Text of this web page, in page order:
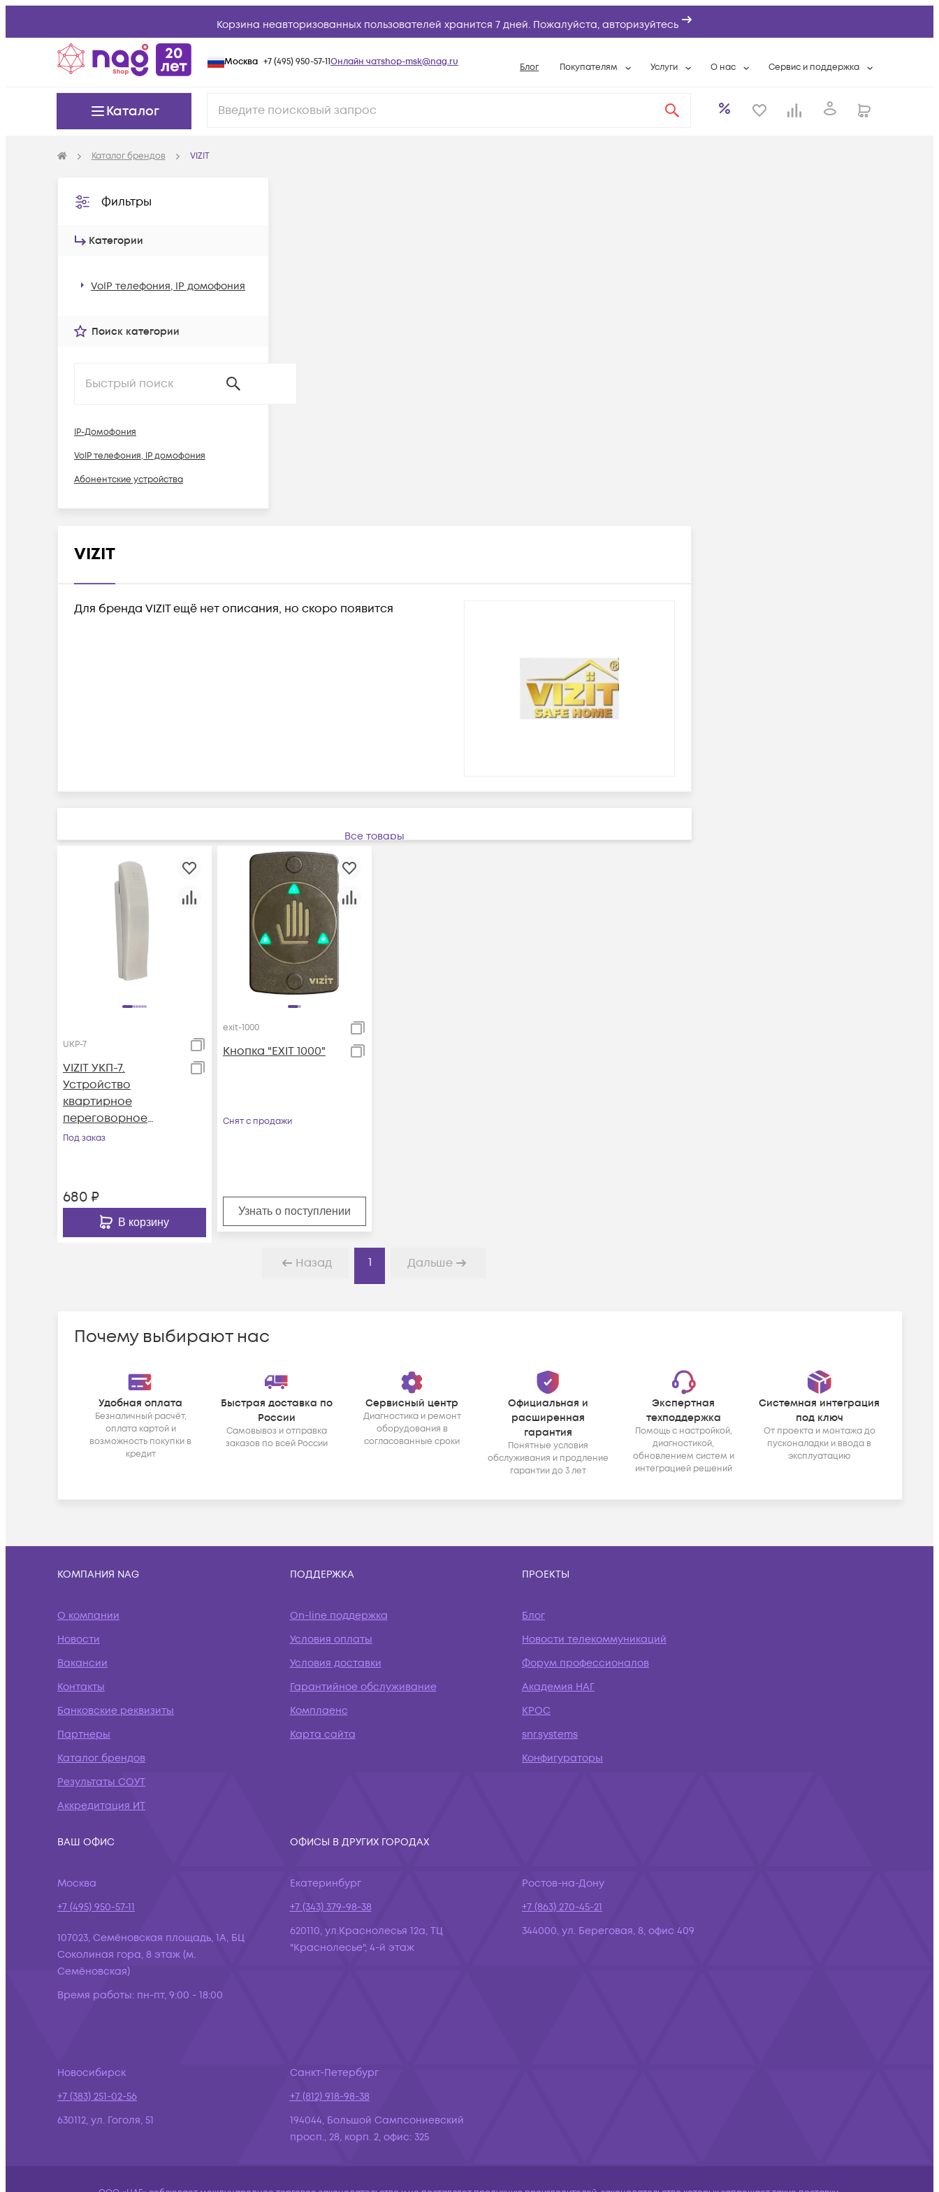
Корзина неавторизованных пользователей хранится 7 дней. Пожалуйста, авторизуйтесь
Москва +7 (495) 950-57-11Онлайн чатshop-msk@nag.ru Блог Покупателям Услуги
Системная интеграция
О нас
Контактная информация
Сервис и поддержка
Контакты сервисных центров
Каталог
Каталог брендов VIZIT
Фильтры
Категории
VoIP телефония, IP домофония
Поиск категории
IP-Домофония
VoIP телефония, IP домофония
Абонентские устройства
VIZIT
Для бренда VIZIT ещё нет описания, но скоро появится
Все товары
UKP-7
VIZIT УКП-7.
Устройство
квартирное
переговорное
(трубка).
Под заказ
680 ₽
В корзину
exit-1000
Кнопка "EXIT 1000"
Снят с продажи
Узнать о поступлении
Назад 1 Дальше
Почему выбирают нас
Удобная оплата
Безналичный расчёт,
оплата картой и
возможность покупки в
кредит
Быстрая доставка по
России
Самовывоз и отправка
заказов по всей России
Сервисный центр
Диагностика и ремонт
оборудования в
согласованные сроки
Официальная и
расширенная
гарантия
Понятные условия
обслуживания и продление
гарантии до 3 лет
Экспертная
техподдержка
Помощь с настройкой,
диагностикой,
обновлением систем и
интеграцией решений
Системная интеграция
под ключ
От проекта и монтажа до
пусконаладки и ввода в
эксплуатацию
КОМПАНИЯ NAG
О компании
Новости
Вакансии
Контакты
Банковские реквизиты
Партнеры
Каталог брендов
Результаты СОУТ
Аккредитация ИТ
ПОДДЕРЖКА
On-line поддержка
Условия оплаты
Условия доставки
Гарантийное обслуживание
Комплаенс
Карта сайта
ПРОЕКТЫ
Блог
Новости телекоммуникаций
Форум профессионалов
Академия НАГ
КРОС
snr.systems
Конфигураторы
ВАШ ОФИС
Москва
+7 (495) 950-57-11
107023, Семёновская площадь, 1А, БЦ
Соколиная гора, 8 этаж (м.
Семёновская)
Время работы: пн-пт, 9:00 - 18:00
ОФИСЫ В ДРУГИХ ГОРОДАХ
Екатеринбург
+7 (343) 379-98-38
620110, ул.Краснолесья 12а, ТЦ
"Краснолесье", 4-й этаж
Ростов-на-Дону
+7 (863) 270-45-21
344000, ул. Береговая, 8, офис 409
Новосибирск
+7 (383) 251-02-56
630112, ул. Гоголя, 51
Санкт-Петербург
+7 (812) 918-98-38
194044, Большой Сампсониевский
просп., 28, корп. 2, офис: 325